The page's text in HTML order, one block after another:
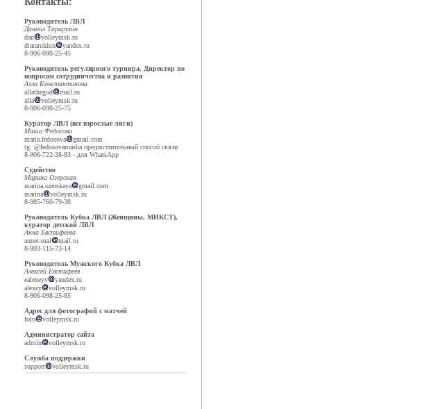
Руководитель ЛВЛ
Даниил Тарарухин
dan
volleymsk.ru
dtararukhin
yandex.ru
8-906-098-25-45
Руководитель регулярного турнира, Директор по
вопросам сотрудничества и развития
Алла Константинова
allathegod
mail.ru
alla
volleymsk.ru
8-906-098-25-75
Куратор ЛВЛ (все взрослые лиги)
Маша Федосова
maria.fedosova
gmail.com
tg: @fedosovamasha предпочтительный способ связи
8-906-722-38-83 - для WhatsApp
Судейство
Марина Озерская
marina.ozerskaya
gmail.com
marina
volleymsk.ru
8-985-760-79-38
Руководитель Кубка ЛВЛ (Женщины, МИКСТ),
куратор детской ЛВЛ
Анна Евстифеева
annet-mai
mail.ru
8-903-115-73-14
Руководитель Мужского Кубка ЛВЛ
Алексей Евстифеев
ealexeyv
yandex.ru
alexey
volleymsk.ru
8-906-098-25-85
Адрес для фотографий с матчей
foto
volleymsk.ru
Администратор сайта
admin
volleymsk.ru
Служба поддержки
support
volleymsk.ru